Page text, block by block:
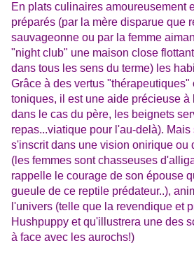
En plats culinaires amoureusement
préparés (par la mère disparue que
sauvageonne ou par la femme
"night club" une maison close
dans tous les sens du terme) les
Grâce à des vertus "thérapeutiques"
toniques, il est une aide précieuse à
dans le cas du père, les beignets
repas...viatique pour l'au-delà).
s'inscrit dans une vision onirique ou
(les femmes sont chasseuses
rappelle le courage de son épouse
gueule de ce reptile prédateur..),
l'univers (telle que la revendique et
Hushpuppy et qu'illustrera une des
à face avec les aurochs!)